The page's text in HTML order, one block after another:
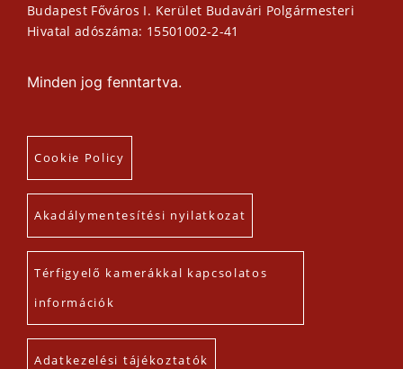
Budapest Főváros I. Kerület Budavári Polgármesteri
Hivatal adószáma: 15501002-2-41
Minden jog fenntartva.
Cookie Policy
Akadálymentesítési nyilatkozat
Térfigyelő kamerákkal kapcsolatos
információk
Adatkezelési tájékoztatók